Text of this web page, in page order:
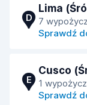
D
Lima
7
Sprawdź
E
Cusco
1
Sprawdź